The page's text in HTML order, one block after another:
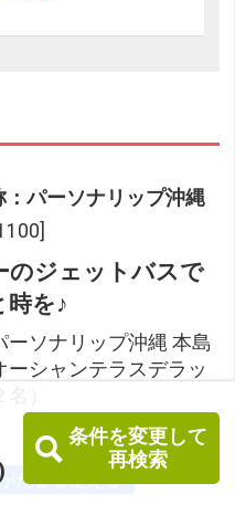
条件を変更して
再検索
パーソナリップ沖縄
のジェットバスで
時を♪
ーソナリップ沖縄 本島
ーシャンテラスデラッ
たまる使える